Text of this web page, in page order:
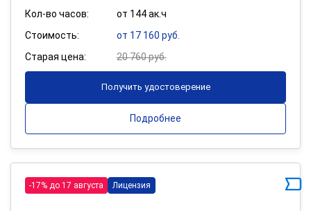
Кол-во часов:
от 144 ак.ч
Стоимость:
от 17 160 руб.
Старая цена:
20 760 руб.
Получить удостоверение
Подробнее
-17% до 17 августа Лицензия